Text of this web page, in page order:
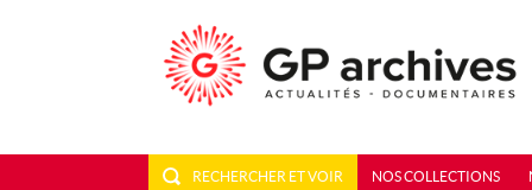
RECHERCHER ET VOIR NOS COLLECTIONS